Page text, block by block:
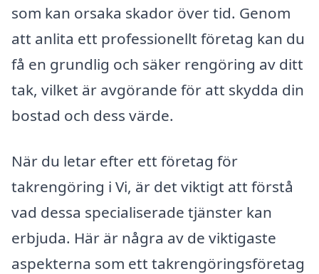
som kan orsaka skador över tid. Genom
att anlita ett professionellt företag kan du
få en grundlig och säker rengöring av ditt
tak, vilket är avgörande för att skydda din
bostad och dess värde.
När du letar efter ett företag för
takrengöring i Vi, är det viktigt att förstå
vad dessa specialiserade tjänster kan
erbjuda. Här är några av de viktigaste
aspekterna som ett takrengöringsföretag